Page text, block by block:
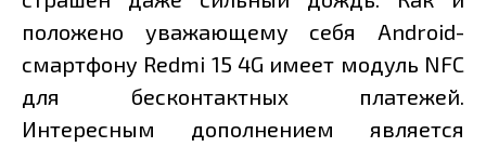
положено уважающему себя Android-
смартфону Redmi 15 4G имеет модуль NFC
для бесконтактных платежей.
Интересным дополнением является